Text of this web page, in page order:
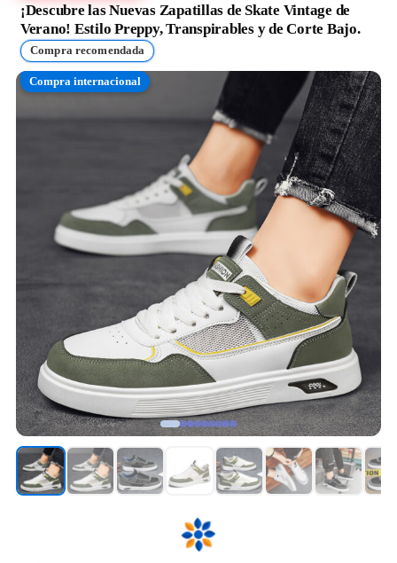
¡Descubre las Nuevas Zapatillas de Skate Vintage de
Verano! Estilo Preppy, Transpirables y de Corte Bajo.
Compra recomendada
Compra internacional